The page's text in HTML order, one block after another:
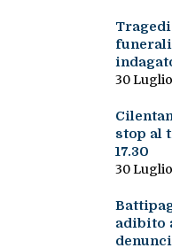
funerali
30
stop al
17.30
30
adibito